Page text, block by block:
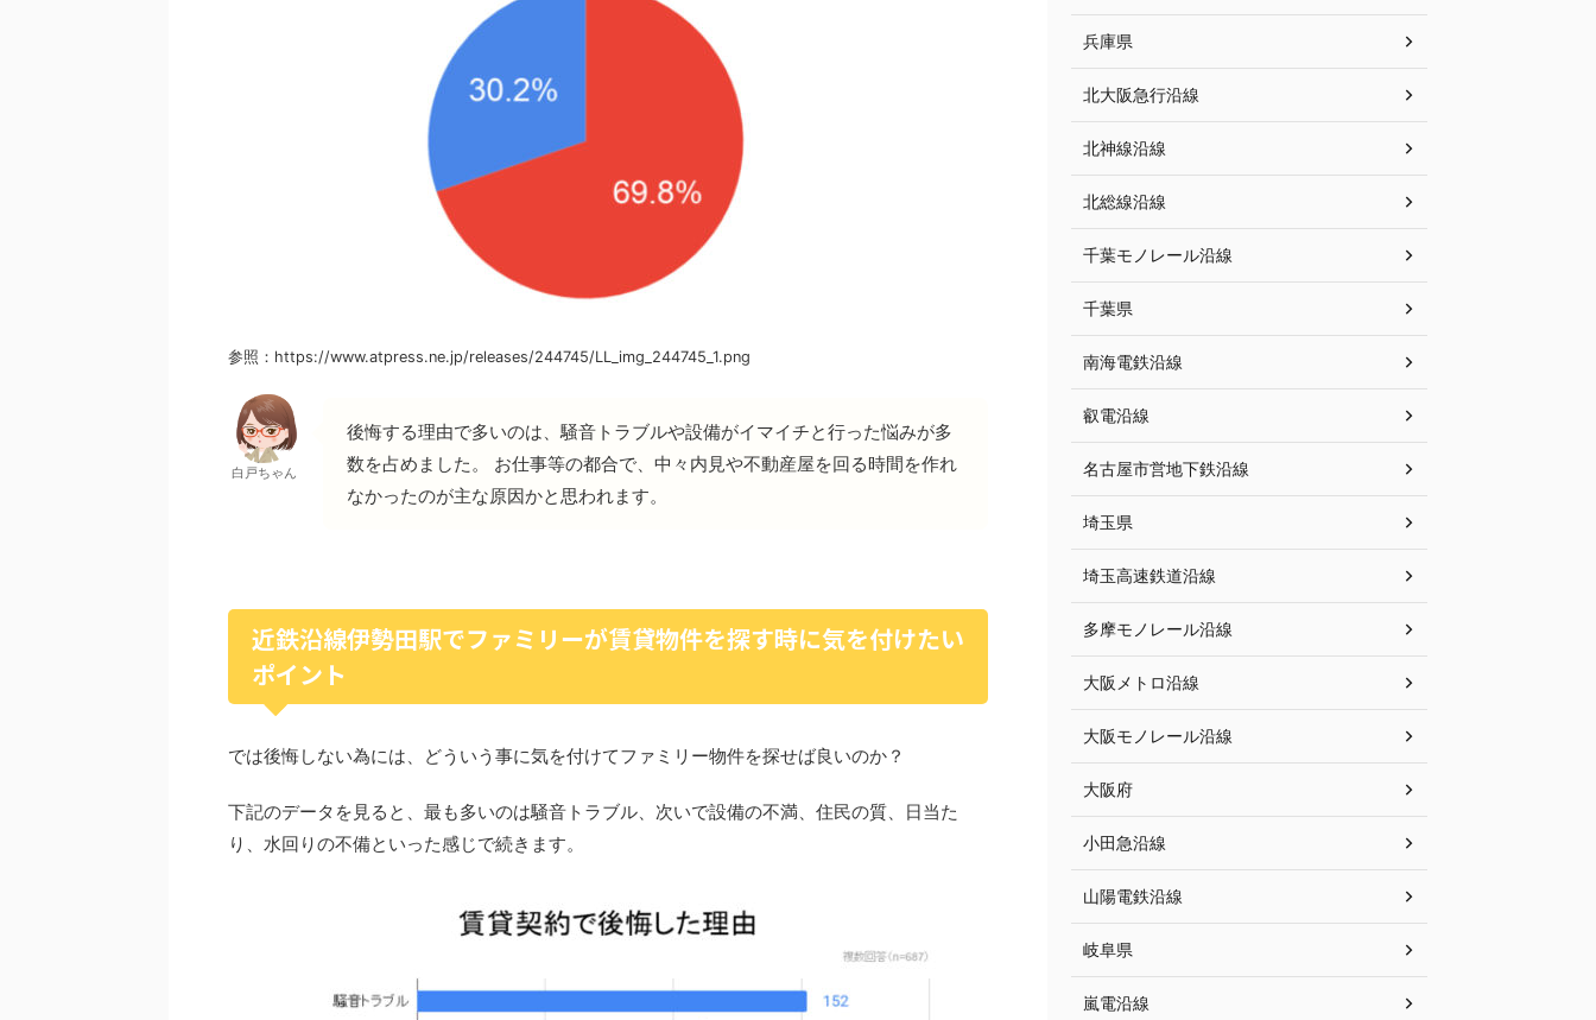
参照：https://www.atpress.ne.jp/releases/244745/LL_img_244745_1.png
白戸ちゃん
後悔する理由で多いのは、騒音トラブルや設備がイマイチと行った悩みが多
数を占めました。 お仕事等の都合で、中々内見や不動産屋を回る時間を作れ
なかったのが主な原因かと思われます。
近鉄沿線伊勢田駅でファミリーが賃貸物件を探す時に気を付けたい
ポイント
では後悔しない為には、どういう事に気を付けてファミリー物件を探せば良いのか？
下記のデータを見ると、最も多いのは騒音トラブル、次いで設備の不満、住民の質、日当た
り、水回りの不備といった感じで続きます。
兵庫県
北大阪急行沿線
北神線沿線
北総線沿線
千葉モノレール沿線
千葉県
南海電鉄沿線
叡電沿線
名古屋市営地下鉄沿線
埼玉県
埼玉高速鉄道沿線
多摩モノレール沿線
大阪メトロ沿線
大阪モノレール沿線
大阪府
小田急沿線
山陽電鉄沿線
岐阜県
嵐電沿線